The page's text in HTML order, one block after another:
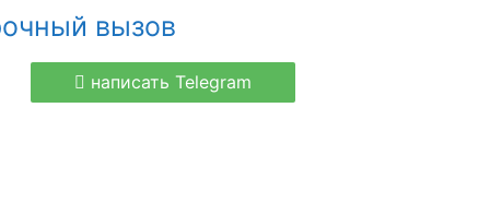
вызов
написать Telegram